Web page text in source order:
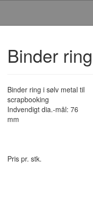
Binder
Binder ring i sølv metal til
scrapbooking
Indvendigt dia.-mål: 76
mm
Pris pr. stk.